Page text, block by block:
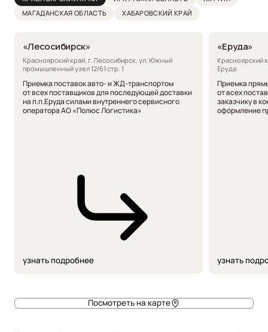
Посмотреть на карте
МАГАДАНСКАЯ ОБЛАСТЬ ХАБАРОВСКИЙ КРАЙ
«Лесосибирск»
Красноярский край, г. Лесосибирск, ул. Южный
промышленный узел 12/61 стр. 1
Приемка поставок авто- и ЖД-транспортом
от всех поставщиков для последующей доставки
на п.п.Еруда силами внутреннего сервисного
оператора АО «Полюс Логистика»
узнать подробнее
«Еруда»
Красноярский
Еруда
Приемка
от всех
заказчику в
оформление
узнать